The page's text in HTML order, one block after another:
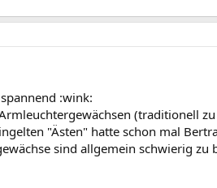
:wink:
(traditionell
"Ästen" hatte schon mal
sind allgemein schwierig